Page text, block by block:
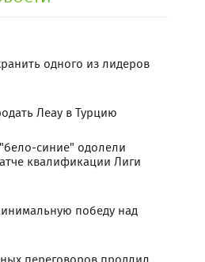
одного из лидеров
Леау в Турцию
синие" одолели
квалификации Лиги
победу над